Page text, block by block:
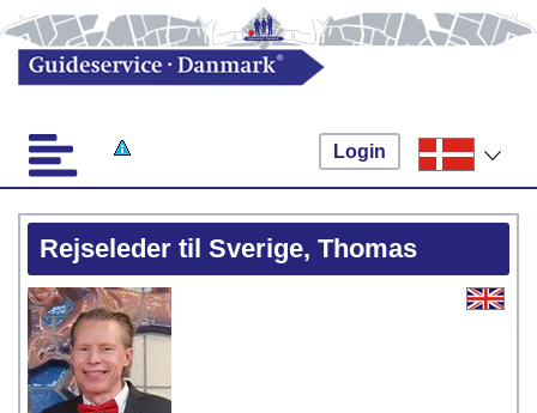
Login
Rejseleder til Sverige, Thomas